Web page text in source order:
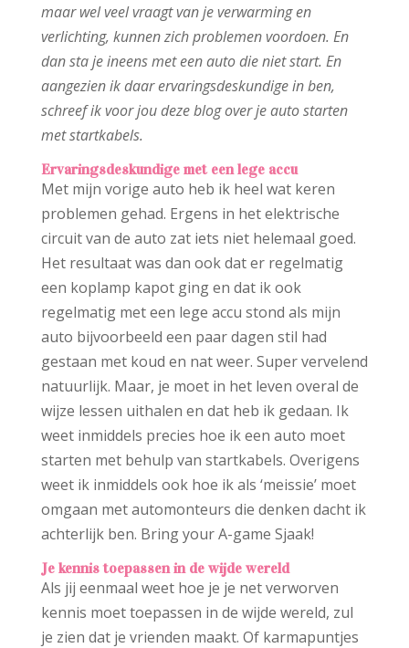
maar wel veel vraagt van je verwarming en
verlichting, kunnen zich problemen voordoen. En
dan sta je ineens met een auto die niet start. En
aangezien ik daar ervaringsdeskundige in ben,
schreef ik voor jou deze blog over je auto starten
met startkabels.
Ervaringsdeskundige met een lege accu
Met mijn vorige auto heb ik heel wat keren
problemen gehad. Ergens in het elektrische
circuit van de auto zat iets niet helemaal goed.
Het resultaat was dan ook dat er regelmatig
een koplamp kapot ging en dat ik ook
regelmatig met een lege accu stond als mijn
auto bijvoorbeeld een paar dagen stil had
gestaan met koud en nat weer. Super vervelend
natuurlijk. Maar, je moet in het leven overal de
wijze lessen uithalen en dat heb ik gedaan. Ik
weet inmiddels precies hoe ik een auto moet
starten met behulp van startkabels. Overigens
weet ik inmiddels ook hoe ik als ‘meissie’ moet
omgaan met automonteurs die denken dacht ik
achterlijk ben. Bring your A-game Sjaak!
Je kennis toepassen in de wijde wereld
Als jij eenmaal weet hoe je je net verworven
kennis moet toepassen in de wijde wereld, zul
je zien dat je vrienden maakt. Of karmapuntjes